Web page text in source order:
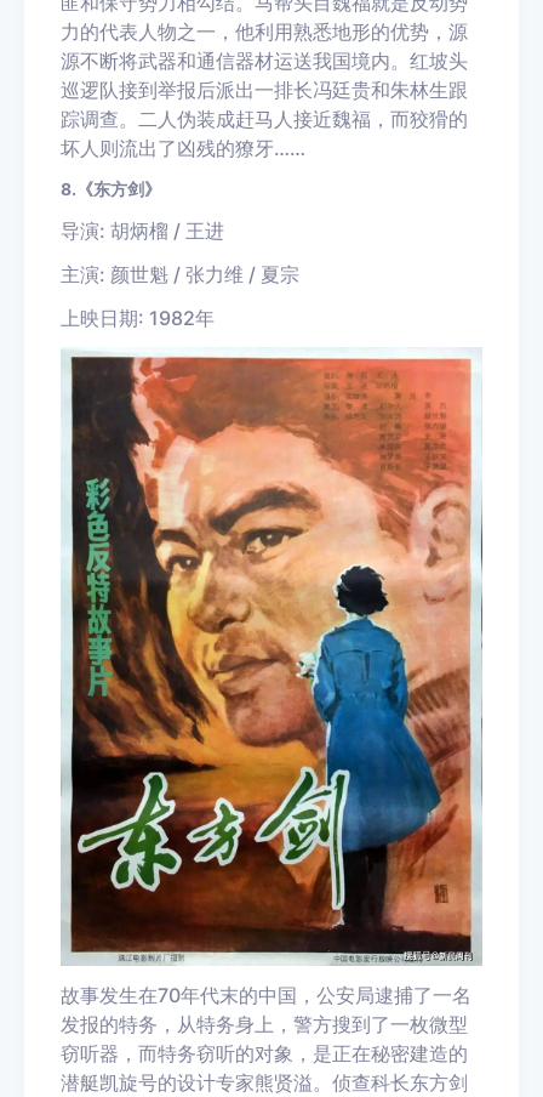
力的代表人物之一，他利用熟悉地形的优势，源
源不断将武器和通信器材运送我国境内。红坡头
巡逻队接到举报后派出一排长冯廷贵和朱林生跟
踪调查。二人伪装成赶马人接近魏福，而狡猾的
坏人则流出了凶残的獠牙……
8.《东方剑》
导演: 胡炳榴 / 王进
主演: 颜世魁 / 张力维 / 夏宗
上映日期: 1982年
故事发生在70年代末的中国，公安局逮捕了一名
发报的特务，从特务身上，警方搜到了一枚微型
窃听器，而特务窃听的对象，是正在秘密建造的
潜艇凯旋号的设计专家熊贤溢。侦查科长东方剑